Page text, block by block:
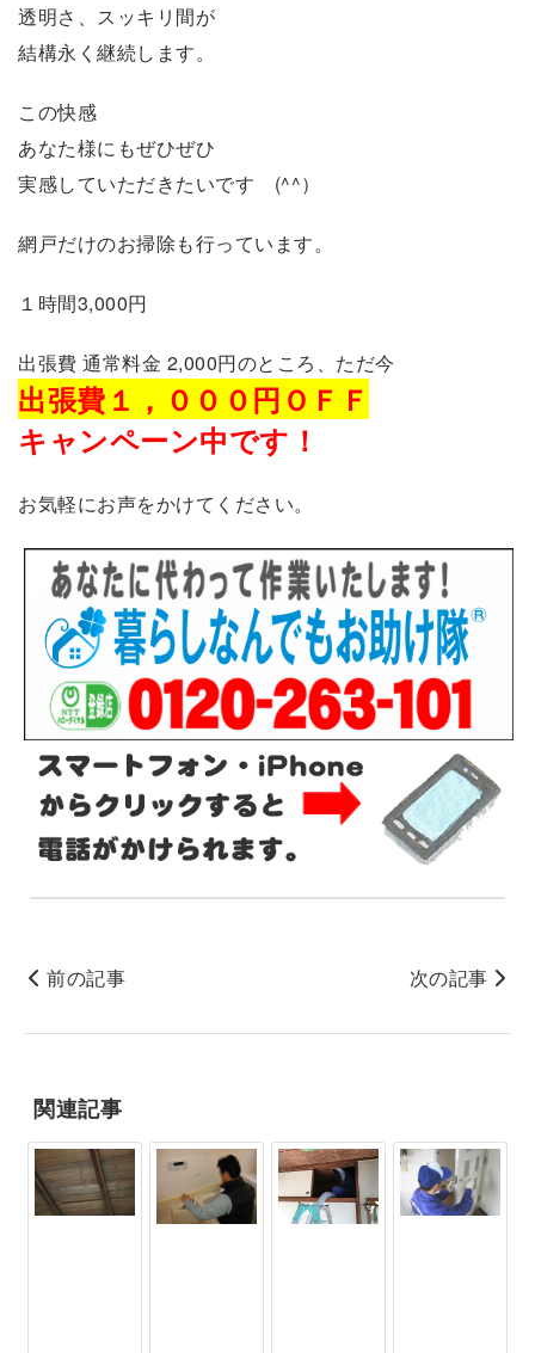
透明さ、スッキリ間が
結構永く継続します。
この快感
あなた様にもぜひぜひ
実感していただきたいです (^^）
網戸だけのお掃除も行っています。
１時間3,000円
出張費 通常料金 2,000円のところ、ただ今
出張費１，０００円ＯＦＦ
キャンペーン中です！
お気軽にお声をかけてください。
前の記事 次の記事
関連記事